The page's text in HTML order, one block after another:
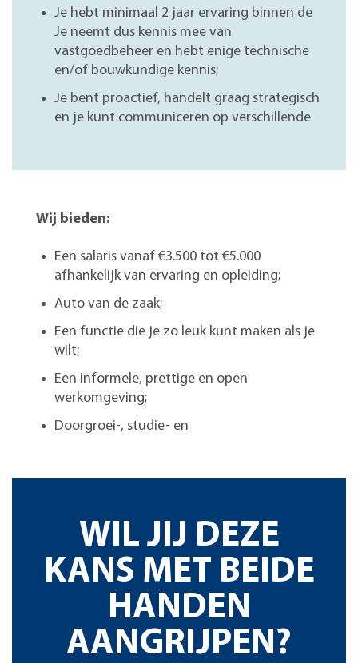
Je hebt minimaal 2 jaar ervaring binnen de
Je neemt dus kennis mee van
vastgoedbeheer en hebt enige technische
en/of bouwkundige kennis;
Je bent proactief, handelt graag strategisch
en je kunt communiceren op verschillende
Wij bieden:
Een salaris vanaf €3.500 tot €5.000
afhankelijk van ervaring en opleiding;
Auto van de zaak;
Een functie die je zo leuk kunt maken als je
wilt;
Een informele, prettige en open
werkomgeving;
Doorgroei-, studie- en
WIL JIJ DEZE
KANS MET BEIDE
HANDEN
AANGRIJPEN?